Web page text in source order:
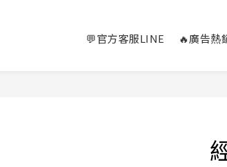
💬官方客服LINE 🔥廣告熱